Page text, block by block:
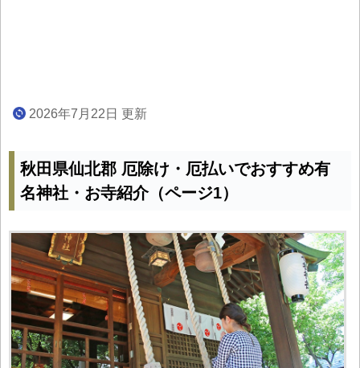
2026年7月22日 更新
秋田県仙北郡 厄除け・厄払いでおすすめ有
名神社・お寺紹介（ページ1）